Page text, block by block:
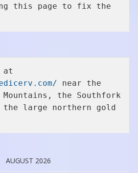
this page to fix the
near the
Mountains, the Southfork
the large northern gold
AUGUST 2026